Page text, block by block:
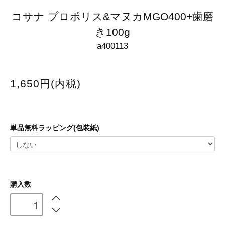
コサナ プロポリス&マヌカMGO400+歯磨
き100g
a400113
1,650円(内税)
単品無料ラッピング(包装紙)
購入数